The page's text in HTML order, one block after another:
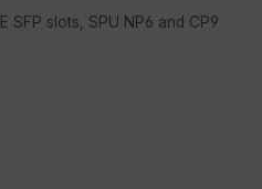
SFP slots, SPU NP6 and CP9